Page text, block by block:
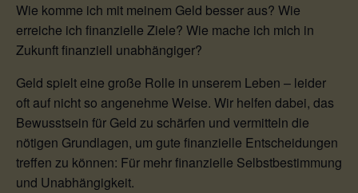
Wie komme ich mit meinem Geld besser aus? Wie
erreiche ich finanzielle Ziele? Wie mache ich mich in
Zukunft finanziell unabhängiger?
Geld spielt eine große Rolle in unserem Leben – leider
oft auf nicht so angenehme Weise. Wir helfen dabei, das
Bewusstsein für Geld zu schärfen und vermitteln die
nötigen Grundlagen, um gute finanzielle Entscheidungen
treffen zu können: Für mehr finanzielle Selbstbestimmung
und Unabhängigkeit.